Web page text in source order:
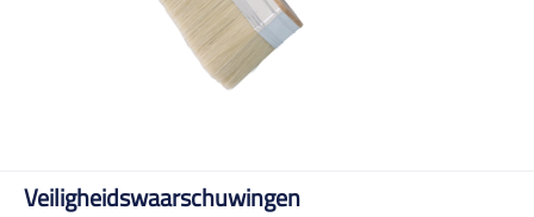
Veiligheidswaarschuwingen